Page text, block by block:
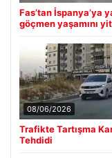
Fas’tan İspanya’ya
göçmen yaşamını
08/06/2026
Trafikte Tartışma
Tehdidi